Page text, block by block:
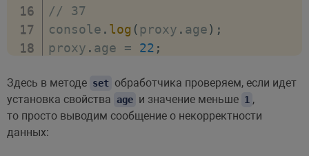
// 37
console . log ( proxy . age) ;
proxy . age = 22 ;
console.log(proxy. age);
Здесь в методе set обработчика проверяем, если идет
установка свойства age и значение меньше 1 ,
то просто выводим сообщение о некорректности
данных: